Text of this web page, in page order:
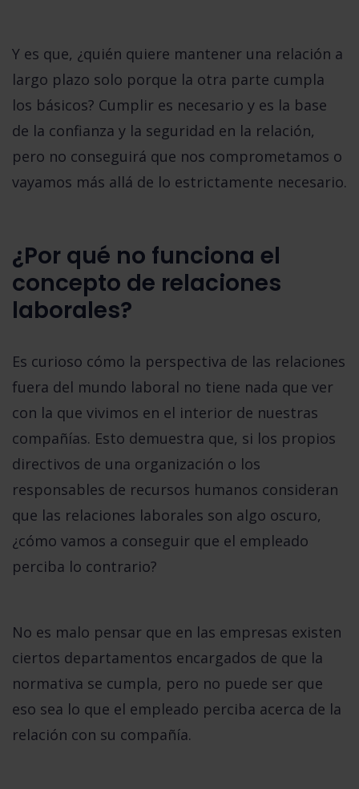
Y es que, ¿quién quiere mantener una relación a
largo plazo solo porque la otra parte cumpla
los básicos? Cumplir es necesario y es la base
de la confianza y la seguridad en la relación,
pero no conseguirá que nos comprometamos o
vayamos más allá de lo estrictamente necesario.
¿Por qué no funciona el
concepto de relaciones
laborales?
Es curioso cómo la perspectiva de las relaciones
fuera del mundo laboral no tiene nada que ver
con la que vivimos en el interior de nuestras
compañías. Esto demuestra que, si los propios
directivos de una organización o los
responsables de recursos humanos consideran
que las relaciones laborales son algo oscuro,
¿cómo vamos a conseguir que el empleado
perciba lo contrario?
No es malo pensar que en las empresas existen
ciertos departamentos encargados de que la
normativa se cumpla, pero no puede ser que
eso sea lo que el empleado perciba acerca de la
relación con su compañía.